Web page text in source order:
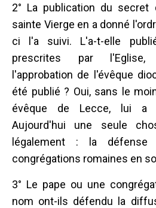
2° La publication du
sainte Vierge en a donné
ci l'a suivi. L'a-t-elle
prescrites par l'Eglise,
l'approbation de l'évêque
été publié ? Oui, sans le
évêque de Lecce, lui a
Aujourd'hui une seule
légalement : la
congrégations romaines en
3° Le pape ou une
nom ont-ils défendu la